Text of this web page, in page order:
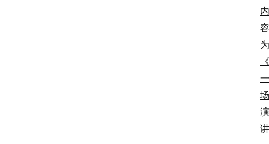
内
容
为
《
一
场
演
讲